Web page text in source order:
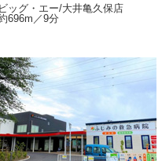
ビッグ・エー/大井亀久保店
696m／9分